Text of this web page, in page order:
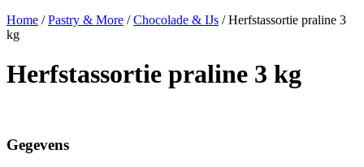
Home /Pastry & More /Chocolade & IJs / Herfstassortie praline 3
kg
Herfstassortie praline 3 kg
Gegevens